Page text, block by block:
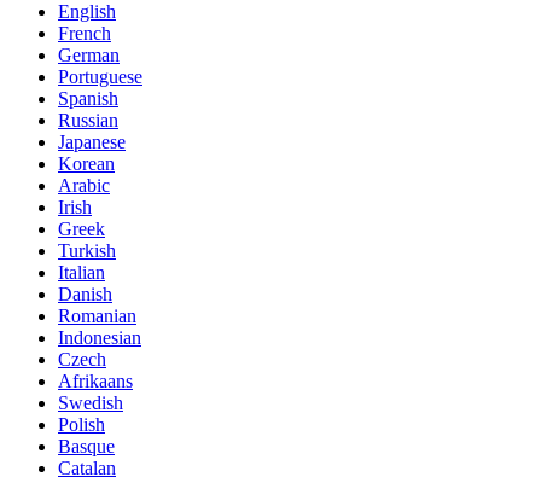
English
French
German
Portuguese
Spanish
Russian
Japanese
Korean
Arabic
Irish
Greek
Turkish
Italian
Danish
Romanian
Indonesian
Czech
Afrikaans
Swedish
Polish
Basque
Catalan